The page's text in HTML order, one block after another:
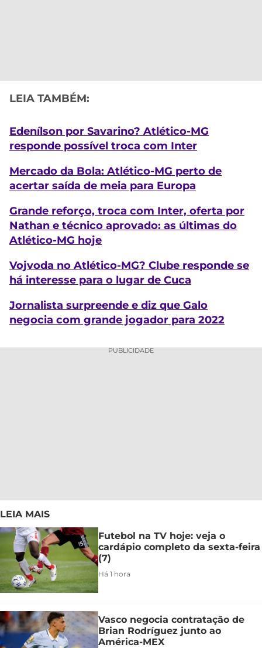
LEIA TAMBÉM:
Edenílson por Savarino? Atlético-MG
responde possível troca com Inter
Mercado da Bola: Atlético-MG perto de
acertar saída de meia para Europa
Grande reforço, troca com Inter, oferta por
Nathan e técnico aprovado: as últimas do
Atlético-MG hoje
Vojvoda no Atlético-MG? Clube responde se
há interesse para o lugar de Cuca
Jornalista surpreende e diz que Galo
negocia com grande jogador para 2022
PUBLICIDADE
LEIA MAIS
Futebol na TV hoje: veja o
cardápio completo da sexta-feira
(7)
Há 1 hora
Vasco negocia contratação de
Brian Rodríguez junto ao
América-MEX